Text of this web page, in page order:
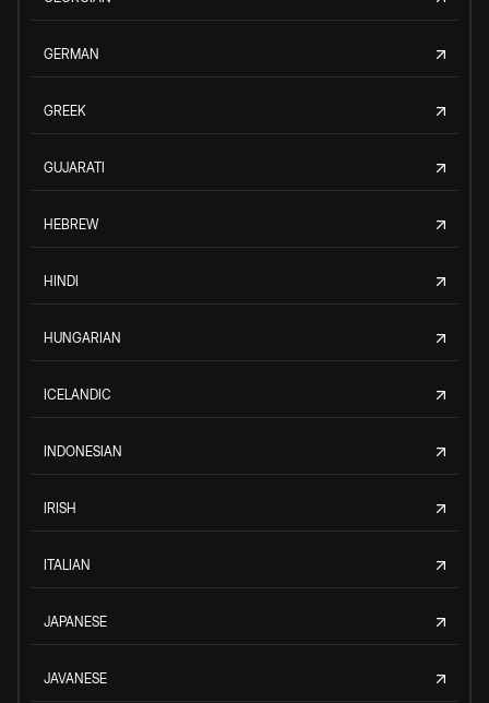
GERMAN
GREEK
GUJARATI
HEBREW
HINDI
HUNGARIAN
ICELANDIC
INDONESIAN
IRISH
ITALIAN
JAPANESE
JAVANESE